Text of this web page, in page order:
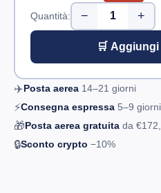
Quantità: − +
🛒
✈️Posta aerea 14–21 giorni
⚡Consegna espressa 5–9 giorni
🎁Posta aerea gratuita da
🔒Sconto crypto −10%